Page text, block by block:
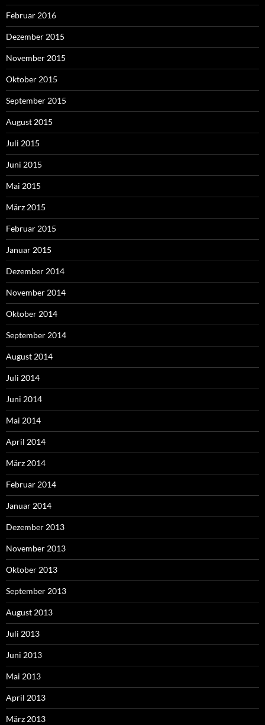
Februar 2016
Dezember 2015
November 2015
Oktober 2015
September 2015
August 2015
Juli 2015
Juni 2015
Mai 2015
März 2015
Februar 2015
Januar 2015
Dezember 2014
November 2014
Oktober 2014
September 2014
August 2014
Juli 2014
Juni 2014
Mai 2014
April 2014
März 2014
Februar 2014
Januar 2014
Dezember 2013
November 2013
Oktober 2013
September 2013
August 2013
Juli 2013
Juni 2013
Mai 2013
April 2013
März 2013